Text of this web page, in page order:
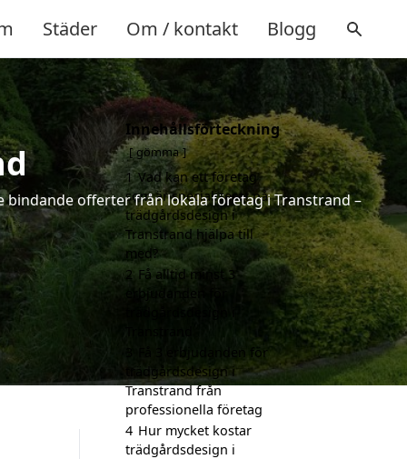
Städer Om / kontakt Blogg
offerter från lokala företag i Transtrand –
Innehållsförteckning
gömma
1 Vad kan ett företag
som är specialiserat på
trädgårdsdesign i
Transtrand hjälpa till
med?
2 Få alltid minst 3
erbjudanden för
Få 3 erbjudanden för
trädgårdsdesign i
Transtrand från
professionella företag
4 Hur mycket kostar
trädgårdsdesign i